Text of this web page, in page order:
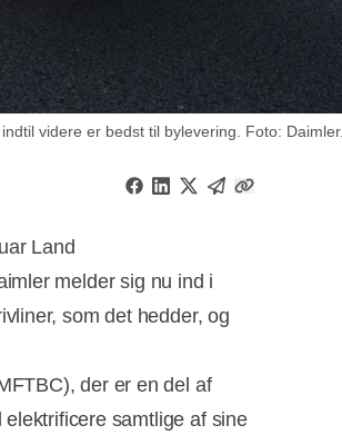
videre er bedst til bylevering. Foto: Daimler.
Land
melder sig nu ind i
som det hedder, og
der er en del af
samtlige af sine